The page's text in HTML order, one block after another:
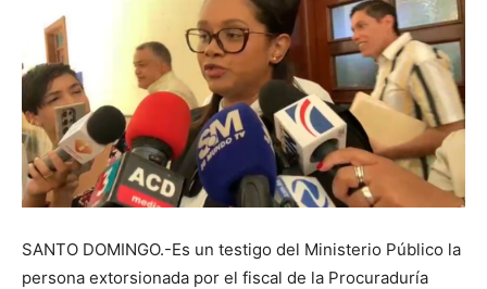
SANTO DOMINGO.-Es un testigo del Ministerio Público la
persona extorsionada por el fiscal de la Procuraduría